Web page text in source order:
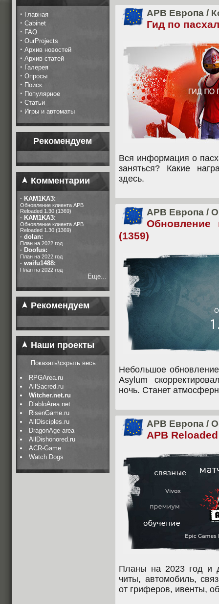
· Главная
· Cabinet
· FAQ
· OurProjects
· Архив новостей
· Архив статей
· Галерея
· Опросы
· Поиск
· Популярное
· Статьи
· Игры и автоматы
Рекомендуем
Комментарии
· KAM1KA3:
Обновление клиента APB
Reloaded 1.30 (1369)
· KAM1KA3:
Обновление клиента APB
Reloaded 1.30 (1369)
· dolan:
План на 2022 год
· Doofus:
План на 2022 год
· waifu1488:
План на 2022 год
Еще...
Рекомендуем
Наши проекты
Показать\скрыть весь
RPGArea.ru
AllSacred.ru
Witcher.net.ru
DiabloArea.net
RisenGame.ru
AllDisciples.ru
DragonAge-area
AllDishonored.ru
ACR-Game
Watch Dogs
APB Европа /
Гид по
Вся информация о
заняться? Какие
здесь.
APB Европа /
Обновление
(1359)
Небольшое
Asylum
ночь. Станет
APB Европа /
APB
Планы на 2023 год и
читы, автомобиль,
от гриферов, ивенты,